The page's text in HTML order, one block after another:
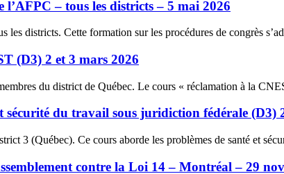
l’AFPC – tous les districts – 5 mai 2026
les districts. Cette formation sur les procédures de congrès
(D3) 2 et 3 mars 2026
du district de Québec. Le cours « réclamation à la
sécurité du travail sous juridiction fédérale (D3)
3 (Québec). Ce cours aborde les problèmes de santé et
contre la Loi 14 – Montréal – 29